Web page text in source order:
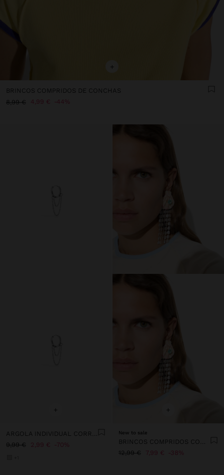
+
BRINCOS COMPRIDOS DE CONCHAS
8,99 €
4,99 € 44%
+
9,99 €
2,99 € 70%
+
New to sale
12,99 €
7,99 € 38%